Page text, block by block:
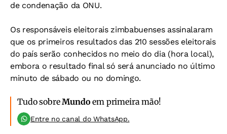
de condenação da ONU.
Os responsáveis eleitorais zimbabuenses assinalaram
que os primeiros resultados das 210 sessões eleitorais
do país serão conhecidos no meio do dia (hora local),
embora o resultado final só será anunciado no último
minuto de sábado ou no domingo.
Tudo sobreMundo em primeira mão!
Entre no canal do WhatsApp.